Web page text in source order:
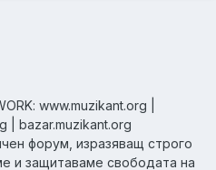
www.muzikant.org |
| bazar.muzikant.org
форум, изразяващ строго
и защитаваме свободата на